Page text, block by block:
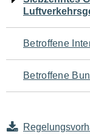
für
den
Betroffene
Betroffene